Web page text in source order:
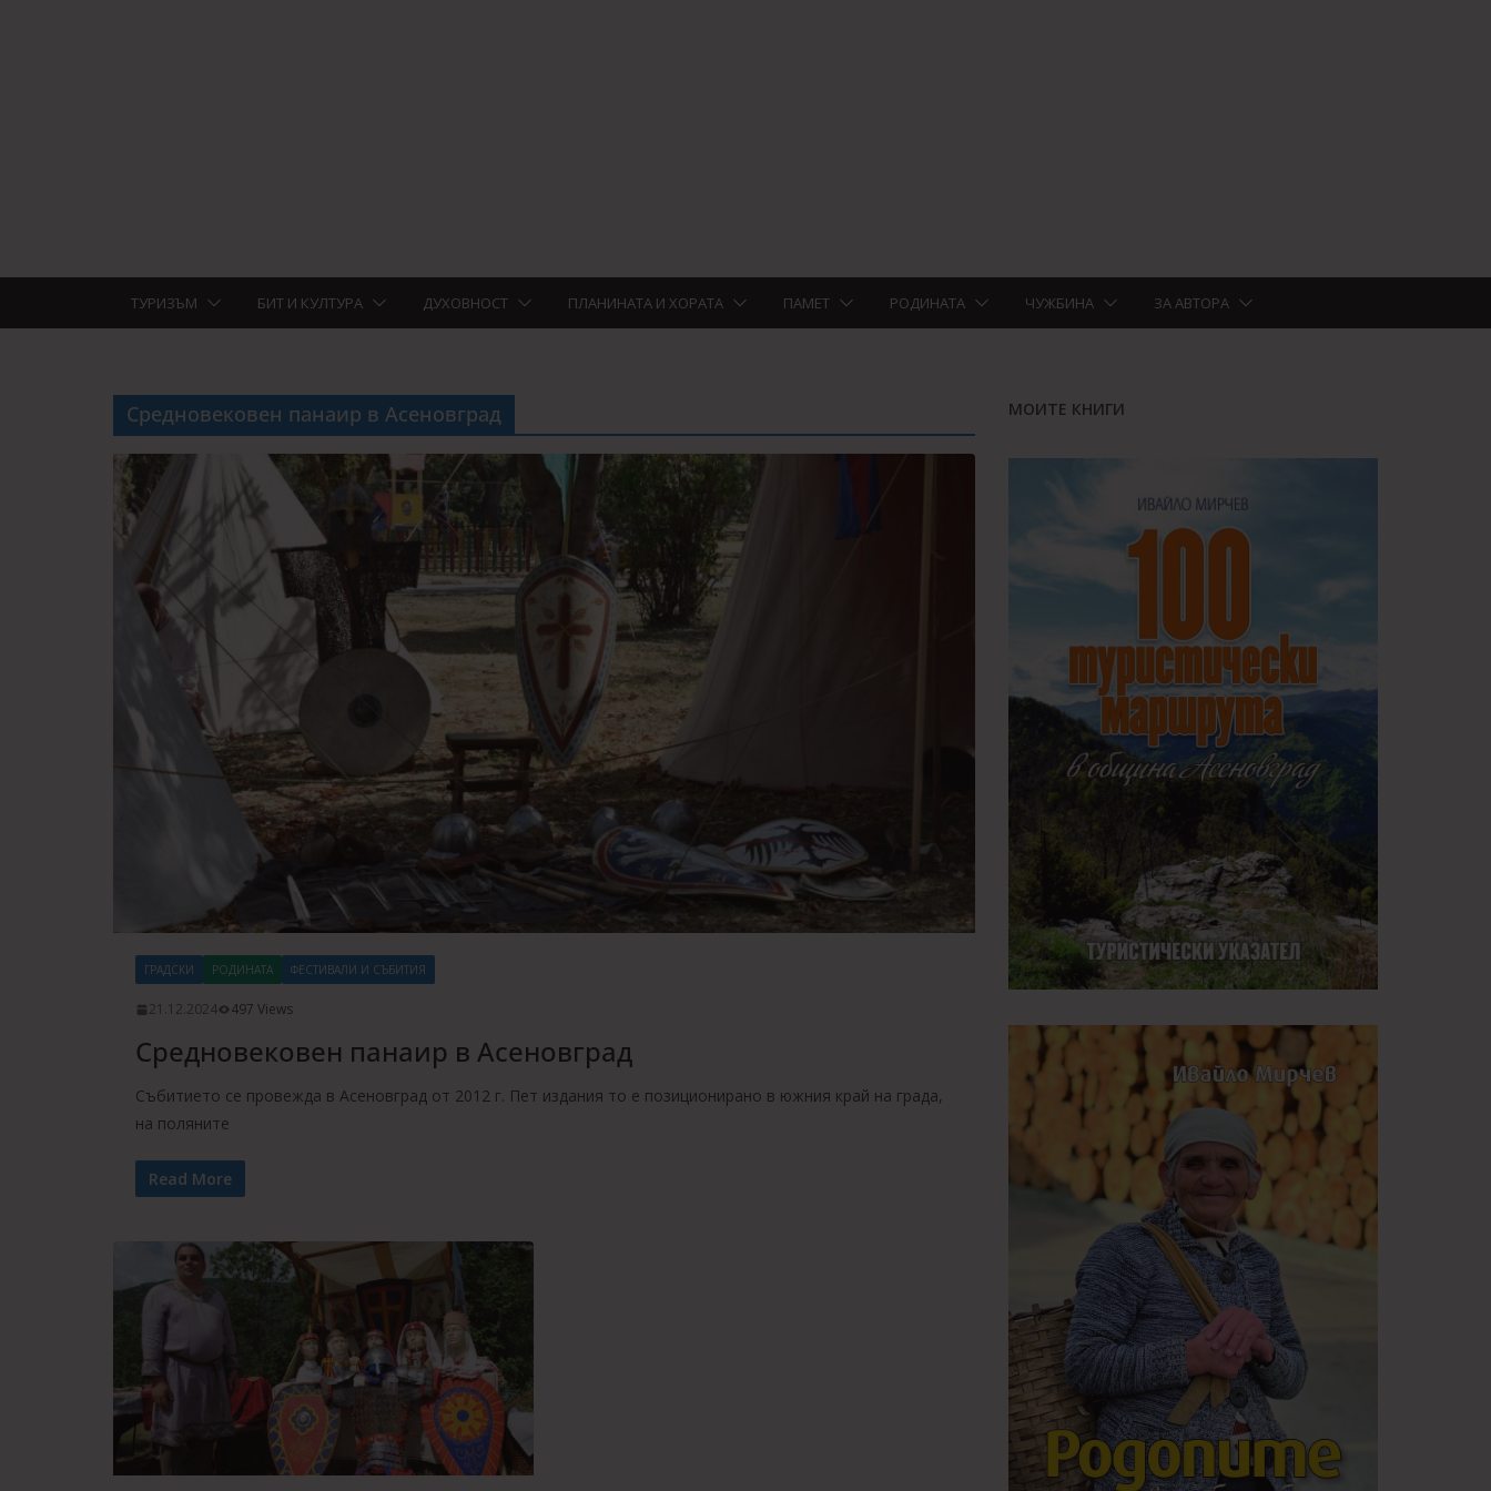
ТУРИЗЪМ БИТ И КУЛТУРА ДУХОВНОСТ ПЛАНИНАТА И ХОРАТА ПАМЕТ РОДИНАТА ЧУЖБИНА ЗА АВТОРА
Средновековен панаир в Асеновград
ГРАДСКИ РОДИНАТА ФЕСТИВАЛИ И СЪБИТИЯ
21.12.2024 497 Views
Средновековен панаир в Асеновград
Събитието се провежда в Асеновград от 2012 г. Пет издания то е позиционирано в южния край на града,
на поляните
Read More
МОИТЕ КНИГИ